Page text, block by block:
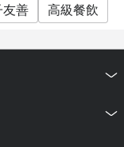
友善 高級餐飲